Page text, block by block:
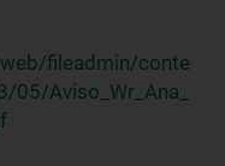
fileadmin/conte
Aviso_Wr_Ana_